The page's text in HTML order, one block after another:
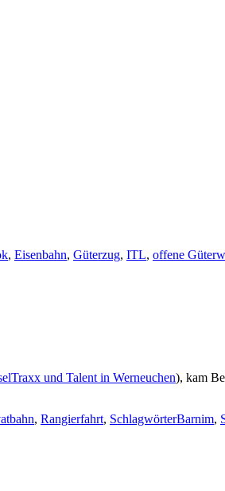
, Eisenbahn, Güterzug, ITL, offene
und Talent in Werneuchen), kam
, Rangierfahrt, SchlagwörterBarnim,